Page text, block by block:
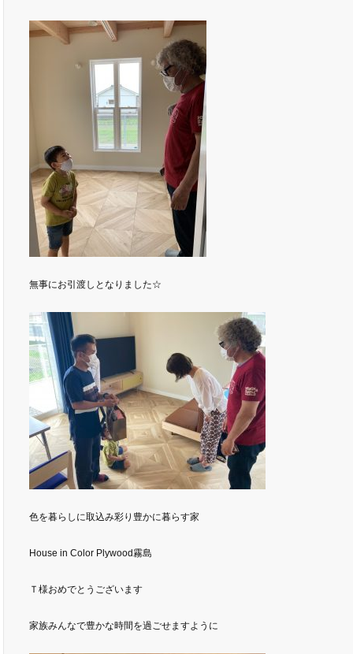
無事にお引渡しとなりました☆
色を暮らしに取込み彩り豊かに暮らす家
House in Color Plywood霧島
Ｔ様おめでとうございます
家族みんなで豊かな時間を過ごせますように